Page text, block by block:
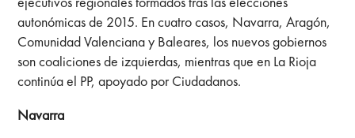
autonómicas de 2015. En cuatro casos, Navarra, Aragón,
Comunidad Valenciana y Baleares, los nuevos gobiernos
son coaliciones de izquierdas, mientras que en La Rioja
continúa el PP, apoyado por Ciudadanos.
Navarra